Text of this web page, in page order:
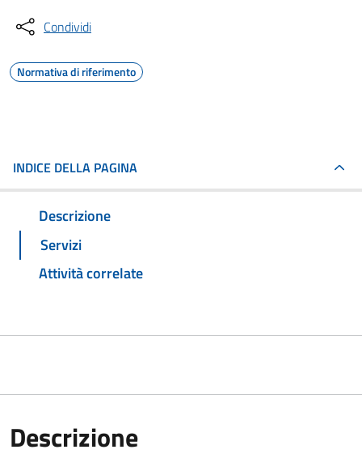
Condividi
Normativa di riferimento
INDICE DELLA PAGINA
Descrizione
Servizi
Attività correlate
Descrizione